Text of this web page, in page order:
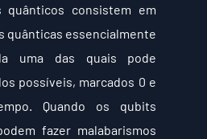
quânticos consistem em
quânticas essencialmente
uma das quais pode
possíveis, marcados 0 e
Quando os qubits
fazer malabarismos